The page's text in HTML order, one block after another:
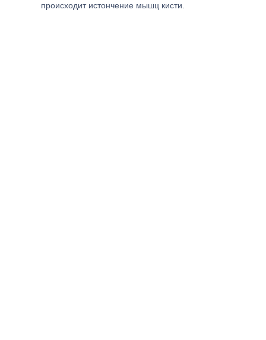
происходит истончение мышц кисти.